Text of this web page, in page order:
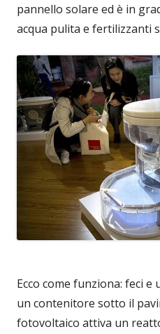
pannello solare ed è in
acqua pulita e fertilizzanti
Ecco come funziona: feci
un contenitore sotto il
fotovoltaico attiva un